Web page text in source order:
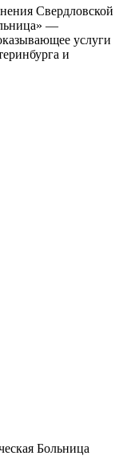
Свердловской
—
услуги
и
Больница